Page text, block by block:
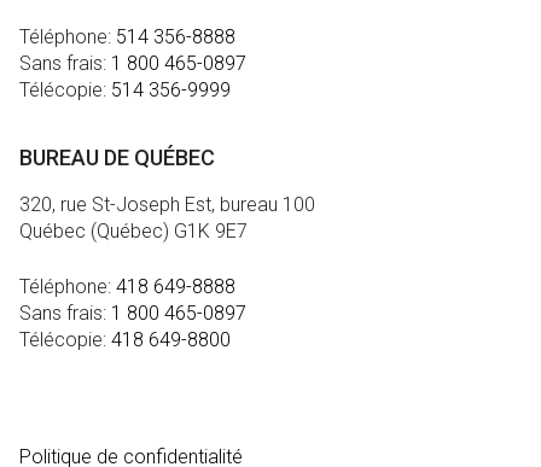
Téléphone: 514 356-8888
Sans frais: 1 800 465-0897
Télécopie: 514 356-9999
BUREAU DE QUÉBEC
320, rue St-Joseph Est, bureau 100
Québec (Québec) G1K 9E7
Téléphone: 418 649-8888
Sans frais: 1 800 465-0897
Télécopie: 418 649-8800
Politique de confidentialité